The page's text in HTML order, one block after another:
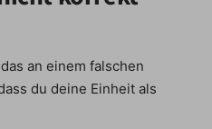
an einem falschen
du deine Einheit als